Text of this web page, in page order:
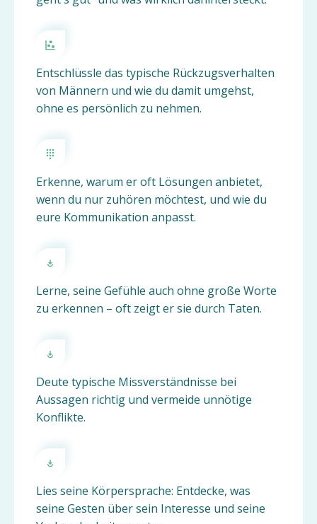
Entschlüssle das typische Rückzugsverhalten
von Männern und wie du damit umgehst,
ohne es persönlich zu nehmen.
Erkenne, warum er oft Lösungen anbietet,
wenn du nur zuhören möchtest, und wie du
eure Kommunikation anpasst.
Lerne, seine Gefühle auch ohne große Worte
zu erkennen – oft zeigt er sie durch Taten.
Deute typische Missverständnisse bei
Aussagen richtig und vermeide unnötige
Konflikte.
Lies seine Körpersprache: Entdecke, was
seine Gesten über sein Interesse und seine